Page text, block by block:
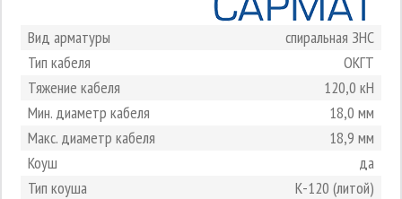
Вид арматуры
спиральная ЗНС
Тип кабеля
ОКГТ
Тяжение кабеля
120,0 кН
Мин. диаметр кабеля
18,0 мм
Макс. диаметр кабеля
18,9 мм
Коуш
да
Тип коуша
К-120 (литой)